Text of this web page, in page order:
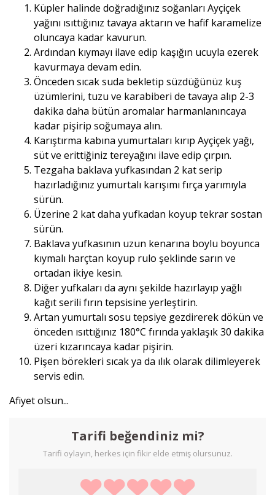
Küpler halinde doğradığınız soğanları Ayçiçek
yağını ısıttığınız tavaya aktarın ve hafif karamelize
oluncaya kadar kavurun.
Ardından kıymayı ilave edip kaşığın ucuyla ezerek
kavurmaya devam edin.
Önceden sıcak suda bekletip süzdüğünüz kuş
üzümlerini, tuzu ve karabiberi de tavaya alıp 2-3
dakika daha bütün aromalar harmanlanıncaya
kadar pişirip soğumaya alın.
Karıştırma kabına yumurtaları kırıp Ayçiçek yağı,
süt ve erittiğiniz tereyağını ilave edip çırpın.
Tezgaha baklava yufkasından 2 kat serip
hazırladığınız yumurtalı karışımı fırça yarımıyla
sürün.
Üzerine 2 kat daha yufkadan koyup tekrar sostan
sürün.
Baklava yufkasının uzun kenarına boylu boyunca
kıymalı harçtan koyup rulo şeklinde sarın ve
ortadan ikiye kesin.
Diğer yufkaları da aynı şekilde hazırlayıp yağlı
kağıt serili fırın tepsisine yerleştirin.
Artan yumurtalı sosu tepsiye gezdirerek dökün ve
önceden ısıttığınız 180°C fırında yaklaşık 30 dakika
üzeri kızarıncaya kadar pişirin.
Pişen börekleri sıcak ya da ılık olarak dilimleyerek
servis edin.
Afiyet olsun...
Tarifi beğendiniz mi?
Tarifi oylayın, herkes için fikir elde etmiş olursunuz.